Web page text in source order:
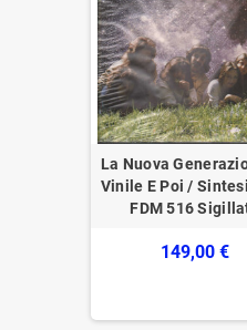
La Nuova
Vinile E Poi /
‎FDM 516
149,00 €